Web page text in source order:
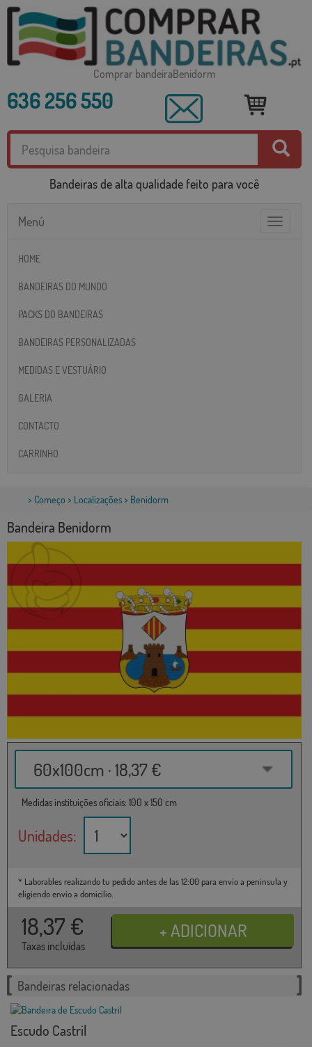
Comprar bandeiraBenidorm
636 256 550
Bandeiras de alta qualidade feito para você
Toggle
Menú
HOME
BANDEIRAS DO MUNDO
PACKS DO BANDEIRAS
BANDEIRAS PERSONALIZADAS
MEDIDAS E VESTUÁRIO
GALERIA
CONTACTO
CARRINHO
> Começo > Localizações> Benidorm
Bandeira Benidorm
60x100cm · 18,37 €
Medidas instituições oficiais: 100 x 150 cm
Unidades:
* Laborables realizando tu pedido antes de las 12:00 para envío a península y
eligiendo envío a domicilio.
18,37 €
Taxas incluídas
Bandeiras relacionadas
Escudo Castril